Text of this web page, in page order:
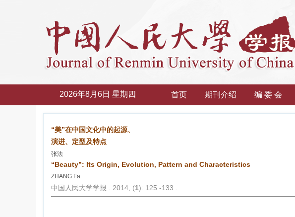
2026年8月6日 星期四 首页 期刊介绍 编 委 会
“美”在中国文化中的起源、
演进、定型及特点
张法
“Beauty”: Its Origin, Evolution, Pattern and Characteristics
ZHANG Fa
中国人民大学学报 . 2014, (1): 125 -133 .